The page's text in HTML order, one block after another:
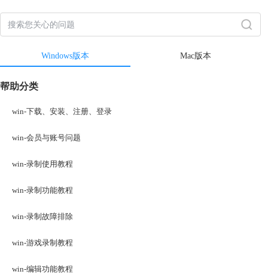
Windows版本 Mac版本
帮助分类
win-下载、安装、注册、登录
win-会员与账号问题
win-录制使用教程
win-录制功能教程
win-录制故障排除
win-游戏录制教程
win-编辑功能教程